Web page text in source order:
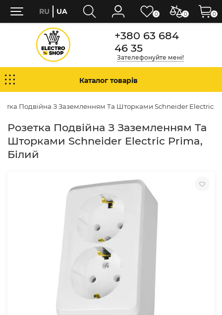
+380 63 684
46 35
Зателефонуйте мені!
Каталог товарів
Подвійна З Заземленням Та Шторками Schneider Electric
Розетка Подвійна З Заземленням Та
Шторками Schneider Electric Prima,
Білий
0 0
RU UA 0